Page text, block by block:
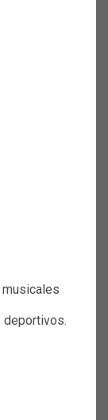
deportivos.